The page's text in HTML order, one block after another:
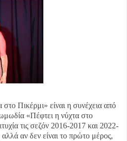
Πικέρμι» είναι η συνέχεια από
«Πέφτει η νύχτα στο
τις σεζόν 2016-2017 και 2022-
αν δεν είναι το πρώτο μέρος,